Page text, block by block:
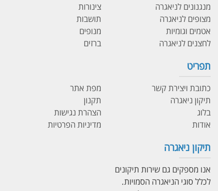
מנגנונים לניאגרה
מצופים לניאגרה
אטמים וגומיות
לחצנים לניאגרה
צינורות
תושבות
מנופים
ברזים
תפריט
כתובת ויצירת קשר
תיקון ניאגרה
בלוג
אודות
מפת אתר
תקנון
הצהרת נגישות
מדיניות הפרטיות
תיקון ניאגרה
אנו מספקים גם שירות תיקונים
לכלל סוגי הניאגרה הסמויות.